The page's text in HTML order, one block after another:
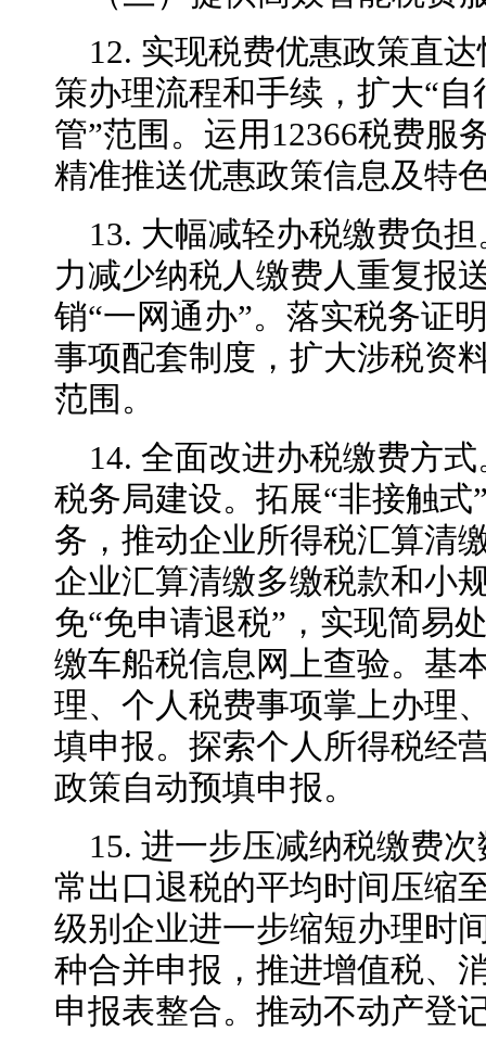
12. 实现税费优惠政策直
策办理流程和手续，扩大“
管”范围。运用12366税费服
精准推送优惠政策信息及特
13. 大幅减轻办税缴费负
力减少纳税人缴费人重复报
销“一网通办”。落实税务证
事项配套制度，扩大涉税资
范围。
14. 全面改进办税缴费方
税务局建设。拓展“非接触式
务，推动企业所得税汇算清
企业汇算清缴多缴税款和小
免“免申请退税”，实现简易
缴车船税信息网上查验。基
理、个人税费事项掌上办理
填申报。探索个人所得税经
政策自动预填申报。
15. 进一步压减纳税缴费
常出口退税的平均时间压缩
级别企业进一步缩短办理时
种合并申报，推进增值税、
申报表整合。推动不动产登